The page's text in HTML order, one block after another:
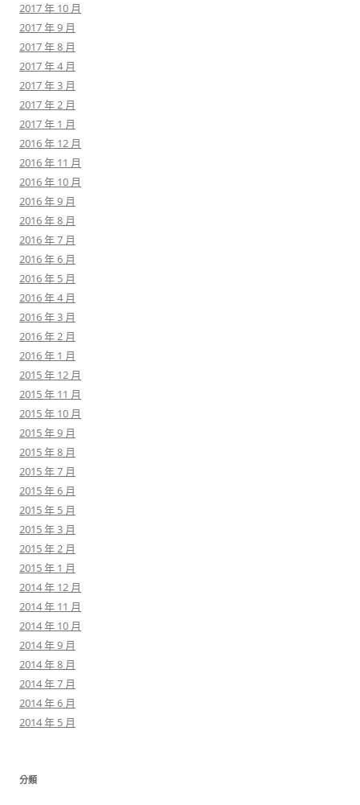
2017 年 10 月
2017 年 9 月
2017 年 8 月
2017 年 4 月
2017 年 3 月
2017 年 2 月
2017 年 1 月
2016 年 12 月
2016 年 11 月
2016 年 10 月
2016 年 9 月
2016 年 8 月
2016 年 7 月
2016 年 6 月
2016 年 5 月
2016 年 4 月
2016 年 3 月
2016 年 2 月
2016 年 1 月
2015 年 12 月
2015 年 11 月
2015 年 10 月
2015 年 9 月
2015 年 8 月
2015 年 7 月
2015 年 6 月
2015 年 5 月
2015 年 3 月
2015 年 2 月
2015 年 1 月
2014 年 12 月
2014 年 11 月
2014 年 10 月
2014 年 9 月
2014 年 8 月
2014 年 7 月
2014 年 6 月
2014 年 5 月
分類